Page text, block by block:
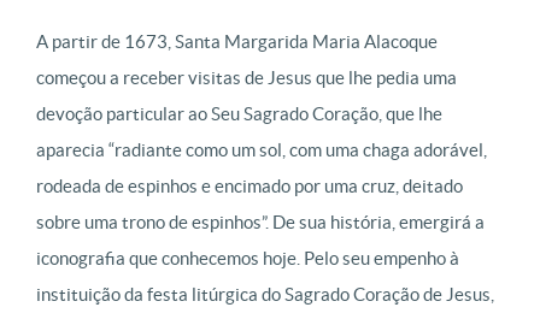
A partir de 1673, Santa Margarida Maria Alacoque
começou a receber visitas de Jesus que lhe pedia uma
devoção particular ao Seu Sagrado Coração, que lhe
aparecia “radiante como um sol, com uma chaga adorável,
rodeada de espinhos e encimado por uma cruz, deitado
sobre uma trono de espinhos”. De sua história, emergirá a
iconografia que conhecemos hoje. Pelo seu empenho à
instituição da festa litúrgica do Sagrado Coração de Jesus,